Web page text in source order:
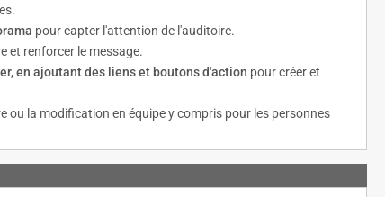
pour capter l'attention de l'auditoire.
et renforcer le message.
en ajoutant des liens et boutons d'action pour créer et
ou la modification en équipe y compris pour les personnes